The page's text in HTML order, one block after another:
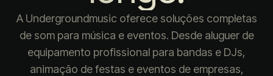
A Undergroundmusic oferece soluções completas
de som para música e eventos. Desde aluguer de
equipamento profissional para bandas e DJs,
animação de festas e eventos de empresas,